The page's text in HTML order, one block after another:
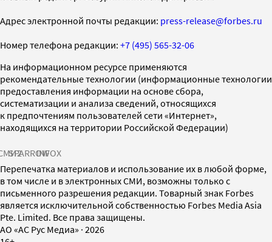
Адрес электронной почты редакции: press-release@forbes.ru
Номер телефона редакции: +7 (495) 565-32-06
На информационном ресурсе применяются
рекомендательные технологии (информационные технологии
предоставления информации на основе сбора,
систематизации и анализа сведений, относящихся
к предпочтениям пользователей сети «Интернет»,
находящихся на территории Российской Федерации)
SPARROWINFOX
Перепечатка материалов и использование их в любой форме,
в том числе и в электронных СМИ, возможны только с
письменного разрешения редакции. Товарный знак Forbes
является исключительной собственностью Forbes Media Asia
Pte. Limited. Все права защищены.
AO «АС Рус Медиа» · 2026